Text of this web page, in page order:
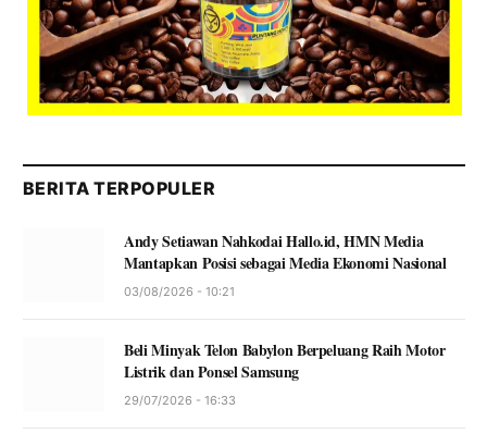
BERITA TERPOPULER
Andy Setiawan Nahkodai Hallo.id, HMN Media
Mantapkan Posisi sebagai Media Ekonomi Nasional
03/08/2026 - 10:21
Beli Minyak Telon Babylon Berpeluang Raih Motor
Listrik dan Ponsel Samsung
29/07/2026 - 16:33